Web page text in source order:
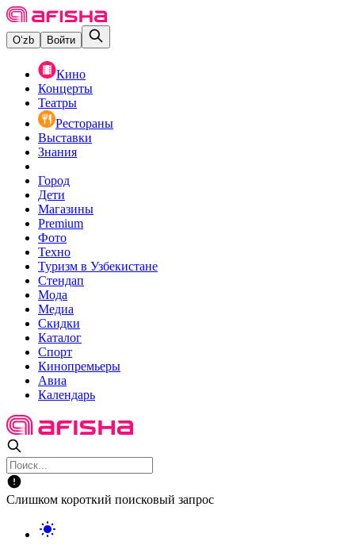
O‘zb Войти
Кино
Концерты
Театры
Рестораны
Выставки
Знания
Город
Дети
Магазины
Premium
Фото
Техно
Туризм в Узбекистане
Стендап
Мода
Медиа
Скидки
Каталог
Спорт
Кинопремьеры
Авиа
Календарь
Слишком короткий поисковый запрос